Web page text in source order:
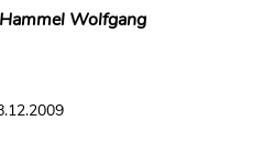
Hammel Wolfgang